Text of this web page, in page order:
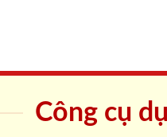
Công cụ